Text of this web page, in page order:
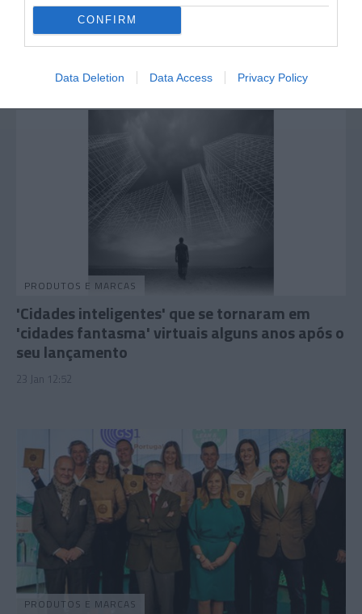
CONFIRM
Data Deletion Data Access Privacy Policy
Novo SUV eléctrico da Opel vai chamar-se
Frontera
PRODUTOS E MARCAS
'Cidades inteligentes' que se tornaram em
'cidades fantasma' virtuais alguns anos após o
seu lançamento
23 Jan 12:52
PRODUTOS E MARCAS